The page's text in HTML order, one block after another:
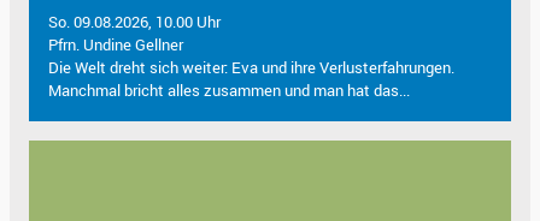
So. 09.08.2026, 10.00 Uhr
Pfrn. Undine Gellner
Die Welt dreht sich weiter: Eva und ihre Verlusterfahrungen.
Manchmal bricht alles zusammen und man hat das...